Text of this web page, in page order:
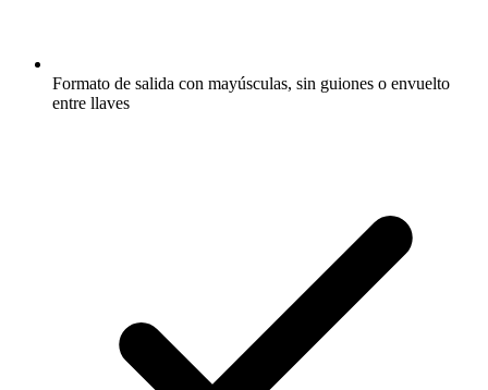
Formato de salida con mayúsculas, sin guiones o envuelto
entre llaves